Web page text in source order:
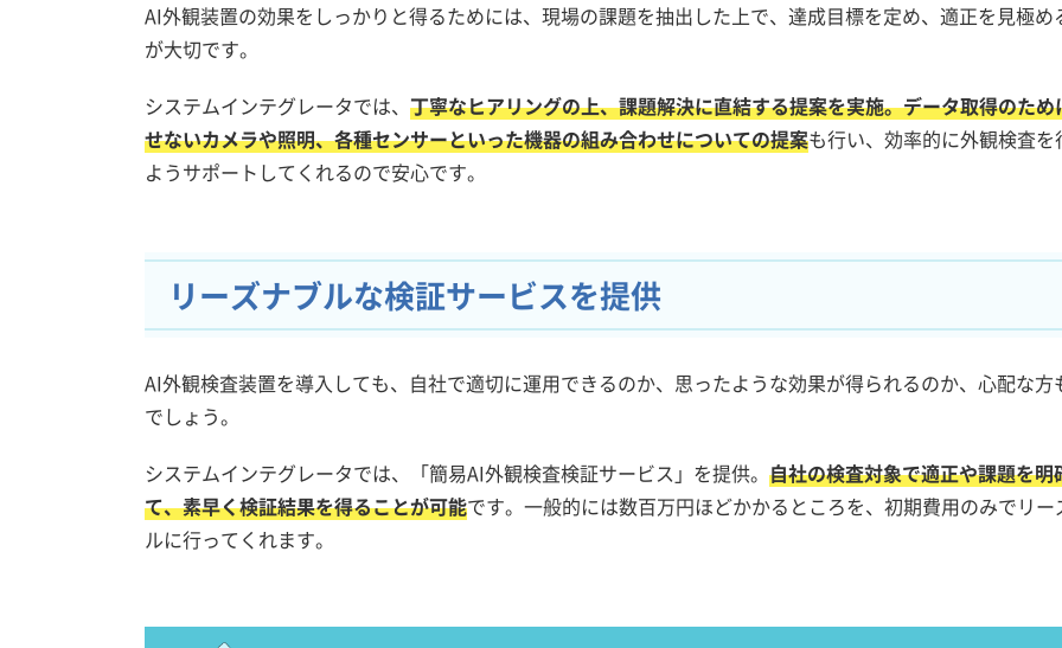
AI外観装置の効果をしっかりと得るためには、現場の課題を抽出した上で、達成目標を定め、適正を見極め
が大切です。
システムインテグレータでは、 丁寧なヒアリングの上、課題解決に直結する提案を実施。データ取得のため
せないカメラや照明、各種センサーといった機器の組み合わせについての提案も行い、効率的に外観検査を
ようサポートしてくれるので安心です。
リーズナブルな検証サービスを提供
AI外観検査装置を導入しても、自社で適切に運用できるのか、思ったような効果が得られるのか、心配な方
でしょう。
システムインテグレータでは、「簡易AI外観検査検証サービス」を提供。 自社の検査対象で適正や課題を明
て、素早く検証結果を得ることが可能です。一般的には数百万円ほどかかるところを、初期費用のみでリー
ルに行ってくれます。